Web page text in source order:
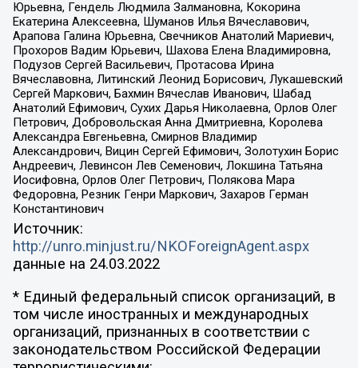
Юрьевна, Гендель Людмила Залмановна, Кокорина
Екатерина Алексеевна, Шуманов Илья Вячеславович,
Арапова Галина Юрьевна, Свечников Анатолий Мариевич,
Прохоров Вадим Юрьевич, Шахова Елена Владимировна,
Подузов Сергей Васильевич, Протасова Ирина
Вячеславовна, Литинский Леонид Борисович, Лукашевский
Сергей Маркович, Бахмин Вячеслав Иванович, Шабад
Анатолий Ефимович, Сухих Дарья Николаевна, Орлов Олег
Петрович, Добровольская Анна Дмитриевна, Королева
Александра Евгеньевна, Смирнов Владимир
Александрович, Вицин Сергей Ефимович, Золотухин Борис
Андреевич, Левинсон Лев Семенович, Локшина Татьяна
Иосифовна, Орлов Олег Петрович, Полякова Мара
Федоровна, Резник Генри Маркович, Захаров Герман
Константинович
Источник:
http://unro.minjust.ru/NKOForeignAgent.aspx
данные на 24.03.2022
* Единый федеральный список организаций, в
том числе иностранных и международных
организаций, признанных в соответствии с
законодательством Российской Федерации